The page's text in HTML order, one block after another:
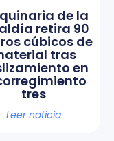
de la
retira 90
cúbicos de
tras
en
tres
Leer noticia